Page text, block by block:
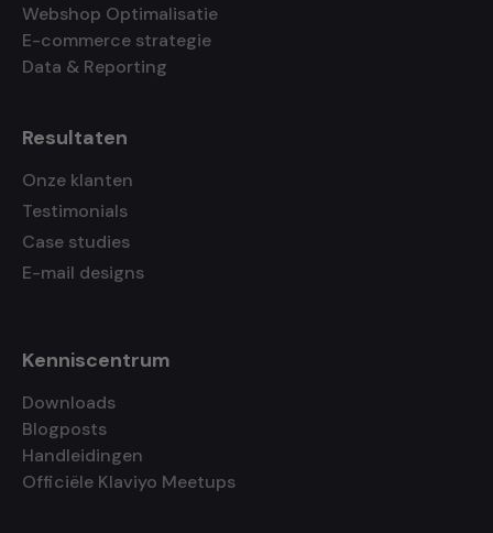
Webshop Optimalisatie
E-commerce strategie
Data & Reporting
Resultaten
Onze klanten
Testimonials
Case studies
E-mail designs
Kenniscentrum
Downloads
Blogposts
Handleidingen
Officiële Klaviyo Meetups